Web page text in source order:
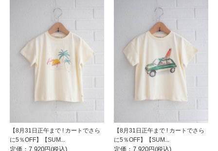
【8月31日正午まで ! カートでさら
に5％OFF】【SUM...
定価：7,920円(税込)
【8月31日正午まで ! カートでさら
に5％OFF】【SUM...
定価：7,920円(税込)